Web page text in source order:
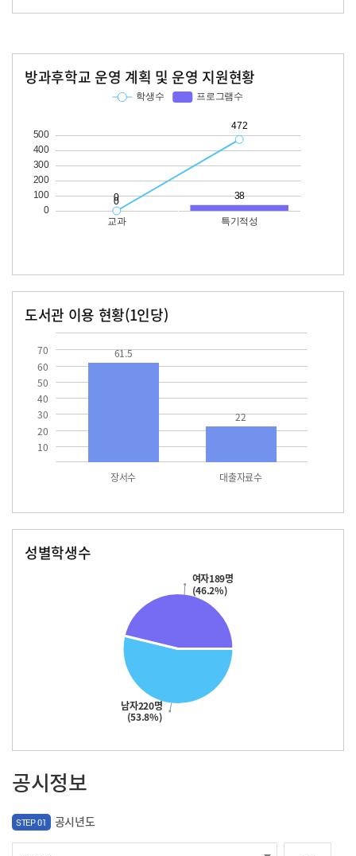
방과후학교 운영 계획 및 운영 지원현황
도서관 이용 현황(1인당)
10
20
30
40
50
60
70
장서수 대출자료수
61.5
22
성별학생수
남자220명
(53.8%)
여자189명
(46.2%)
공시정보
STEP 01 공시년도